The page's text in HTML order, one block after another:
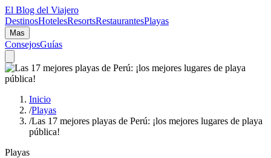
El Blog del Viajero
DestinosHotelesResortsRestaurantesPlayas
Mas
ConsejosGuías
Inicio
/Playas
/Las 17 mejores playas de Perú: ¡los mejores lugares de playa
pública!
Playas